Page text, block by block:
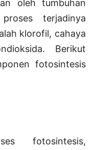
oleh tumbuhan
terjadinya
klorofil, cahaya
Berikut
fotosintesis
fotosintesis,